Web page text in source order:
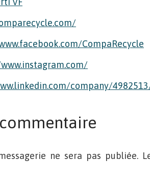
CompaRecycle
company/
ne sera pas publiée.